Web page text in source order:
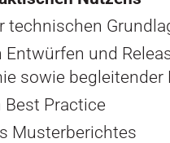
technischen
und
sowie
Practice
Musterberichtes